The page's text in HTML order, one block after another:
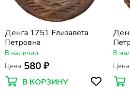
Денга 1751 Елизавета
Петровна
В наличии
Цена 580 ₽
В КОРЗИНУ
В
Цена